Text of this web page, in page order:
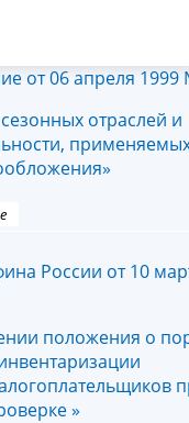
от 06 апреля
отраслей и
России от 10
положения о
»